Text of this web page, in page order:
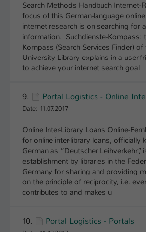
Search Methods Handbuch Internet-
focus of this German-language
internet research is on searching for
information. Suchdienste-Kompass:
Kompass (Search Services Finder) of
University Library explains in a user-
to achieve your internet search goal
9. Portal Logistics - Online
Date: 11.07.2017
Online Inter-Library Loans Online-
for online inter-library loans, officially
German as “Deutscher Leihverkehr”,
establishment by libraries in the
Germany for sharing and providing
on the principle of reciprocity, i.e.
contributes to and makes u
10. Portal Logistics - Portals